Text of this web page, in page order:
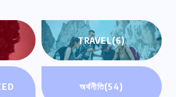
TRAVEL(6)
অর্থনীতি(54)